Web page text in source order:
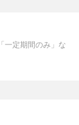
追求したい方
現したい方
一定期間のみ」な